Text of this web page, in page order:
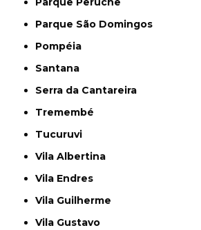
Parque São Domingos
Pompéia
Santana
Serra da Cantareira
Tremembé
Tucuruvi
Vila Albertina
Vila Endres
Vila Guilherme
Vila Gustavo